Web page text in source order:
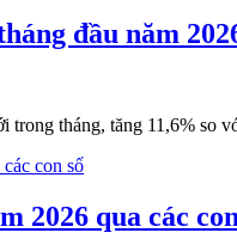
đầu năm
trong tháng, tăng 11,6%
2026 qua các